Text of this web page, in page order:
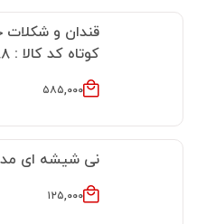
قندان و
کوتاه کد کالا : ۱۵۱۸۸
۵۸۵,۰۰۰
نی شیشه ای مدل
۱۲۵,۰۰۰